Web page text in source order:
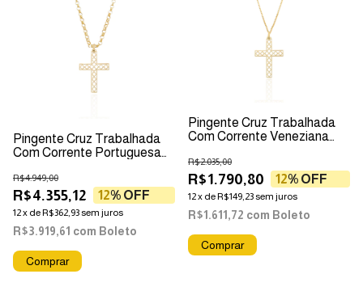
Pingente Cruz Trabalhada
Com Corrente Portuguesa
R$4.355,12
R$4.949,00
12% OFF
12x deR$362,93sem juros
R$3.919,61 com Boleto
Pingente Cruz Trabalhada
Com Corrente Veneziana
R$1.790,80
R$2.035,00
12% OFF
12x deR$149,23sem juros
R$1.611,72 com Boleto